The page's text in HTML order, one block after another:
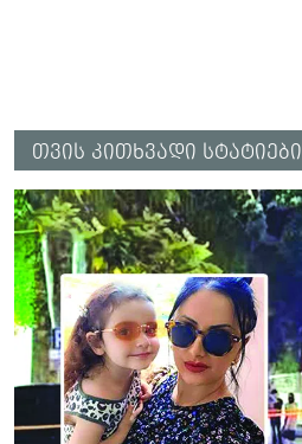
თვის კითხვადი სტატიები